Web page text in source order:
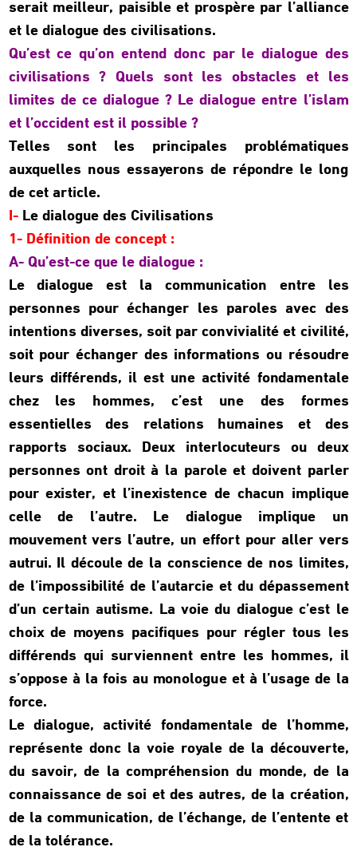
serait meilleur, paisible et prospère par l’alliance
et le dialogue des civilisations.
Qu’est ce qu’on entend donc par le dialogue des
civilisations ? Quels sont les obstacles et les
limites de ce dialogue ? Le dialogue entre l’islam
et l’occident est il possible ?
Telles sont les principales problématiques
auxquelles nous essayerons de répondre le long
de cet article.
I-Le dialogue des Civilisations
1- Définition de concept :
A- Qu’est-ce que le dialogue :
Le dialogue est la communication entre les
personnes pour échanger les paroles avec des
intentions diverses, soit par convivialité et civilité,
soit pour échanger des informations ou résoudre
leurs différends, il est une activité fondamentale
chez les hommes, c’est une des formes
essentielles des relations humaines et des
rapports sociaux. Deux interlocuteurs ou deux
personnes ont droit à la parole et doivent parler
pour exister, et l’inexistence de chacun implique
celle de l’autre. Le dialogue implique un
mouvement vers l’autre, un effort pour aller vers
autrui. Il découle de la conscience de nos limites,
de l’impossibilité de l’autarcie et du dépassement
d’un certain autisme. La voie du dialogue c’est le
choix de moyens pacifiques pour régler tous les
différends qui surviennent entre les hommes, il
s’oppose à la fois au monologue et à l’usage de la
force.
Le dialogue, activité fondamentale de l’homme,
représente donc la voie royale de la découverte,
du savoir, de la compréhension du monde, de la
connaissance de soi et des autres, de la création,
de la communication, de l’échange, de l’entente et
de la tolérance.